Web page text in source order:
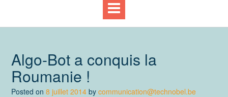
Algo-Bot a conquis la
Roumanie !
Posted on 8 juillet 2014 by communication@technobel.be